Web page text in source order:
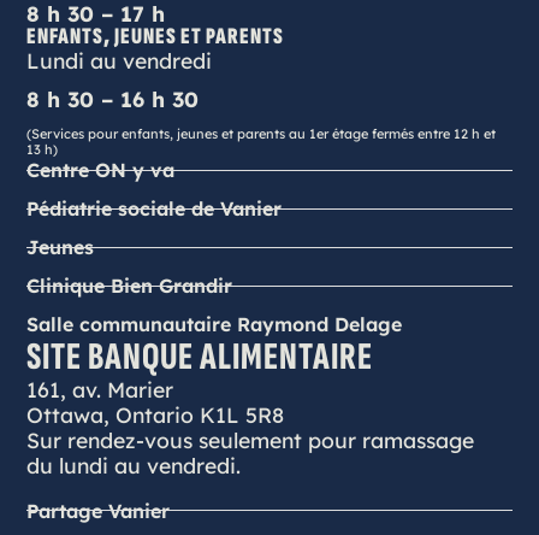
8 h 30 – 17 h
ENFANTS, JEUNES ET PARENTS
Lundi au vendredi
8 h 30 – 16 h 30
(Services pour enfants, jeunes et parents au 1er étage fermés entre 12 h et
13 h)
Centre ON y va
Pédiatrie sociale de Vanier
Jeunes
Clinique Bien Grandir
Salle communautaire Raymond Delage
SITE BANQUE ALIMENTAIRE
161, av. Marier
Ottawa, Ontario K1L 5R8
Sur rendez-vous seulement pour ramassage
du lundi au vendredi.
Partage Vanier